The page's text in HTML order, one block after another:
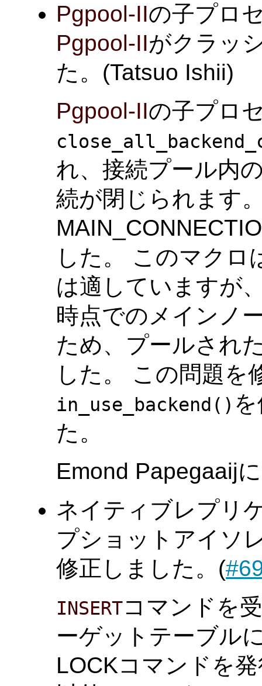
Pgpool-IIの子プロ
Pgpool-IIがクラッ
た。(Tatsuo Ishii)
Pgpool-IIの子プロ
れ、接続プール内
続が閉じられます
した。 このマクロ
は適していますが
時点でのメインノ
ため、プールされ
した。 この問題を
in_use_backend()
た。
Emond Papegaaij
ネイティブレプリ
プショットアイソ
修正しました。(
INSERTコマンドを
ーゲットテーブル
LOCKコマンドを